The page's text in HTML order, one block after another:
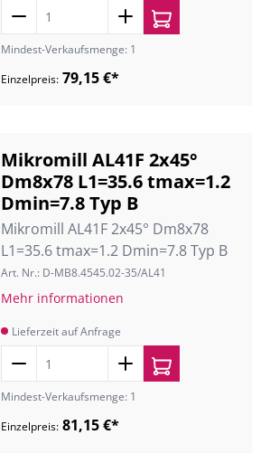
Mindest-Verkaufsmenge: 1
Einzelpreis: 79,15 €*
Mikromill AL41F 2x45°
Dm8x78 L1=35.6 tmax=1.2
Dmin=7.8 Typ B
Mikromill AL41F 2x45° Dm8x78
L1=35.6 tmax=1.2 Dmin=7.8 Typ B
Art. Nr.: D-MB8.4545.02-35/AL41
Mehr informationen
Lieferzeit auf Anfrage
Mindest-Verkaufsmenge: 1
Einzelpreis: 81,15 €*